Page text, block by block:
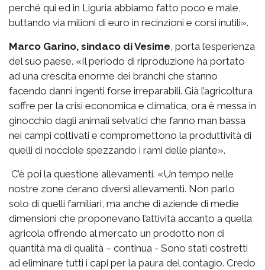
perché qui ed in Liguria abbiamo fatto poco e male,
buttando via milioni di euro in recinzioni e corsi inutili».
Marco Garino, sindaco di Vesime, porta l’esperienza
del suo paese. «Il periodo di riproduzione ha portato
ad una crescita enorme dei branchi che stanno
facendo danni ingenti forse irreparabili. Già l’agricoltura
soffre per la crisi economica e climatica, ora è messa in
ginocchio dagli animali selvatici che fanno man bassa
nei campi coltivati e compromettono la produttività di
quelli di nocciole spezzando i rami delle piante».
C’è poi la questione allevamenti. «Un tempo nelle
nostre zone c’erano diversi allevamenti. Non parlo
solo di quelli familiari, ma anche di aziende di medie
dimensioni che proponevano l’attività accanto a quella
agricola offrendo al mercato un prodotto non di
quantità ma di qualità – continua - Sono stati costretti
ad eliminare tutti i capi per la paura del contagio. Credo